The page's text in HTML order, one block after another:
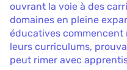
ouvrant la voie à des
domaines en pleine
éducatives commencent
leurs curriculums,
peut rimer avec